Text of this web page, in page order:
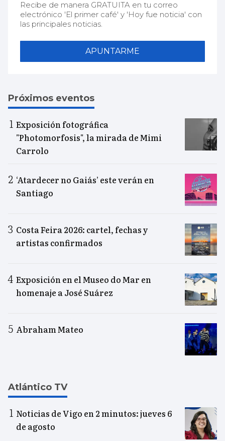
Recibe de manera GRATUITA en tu correo
electrónico 'El primer café' y 'Hoy fue noticia' con
las principales noticias.
APUNTARME
Próximos eventos
Exposición fotográfica
"Photomorfosis", la mirada de Mimi
Carrolo
‘Atardecer no Gaiás’ este verán en
Santiago
Costa Feira 2026: cartel, fechas y
artistas confirmados
Exposición en el Museo do Mar en
homenaje a José Suárez
Abraham Mateo
Atlántico TV
Noticias de Vigo en 2 minutos: jueves 6
de agosto